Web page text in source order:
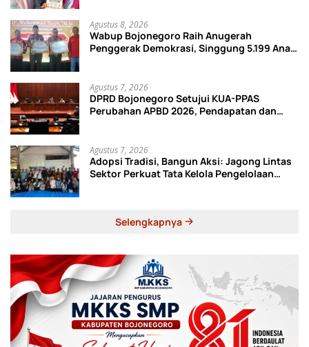
Agustus 8, 2026
Wabup Bojonegoro Raih Anugerah
Penggerak Demokrasi, Singgung 5.199 Anak
Agustus 7, 2026
DPRD Bojonegoro Setujui KUA-PPAS
Perubahan APBD 2026, Pendapatan dan
Agustus 7, 2026
Adopsi Tradisi, Bangun Aksi: Jagong Lintas
Sektor Perkuat Tata Kelola Pengelolaan
Selengkapnya